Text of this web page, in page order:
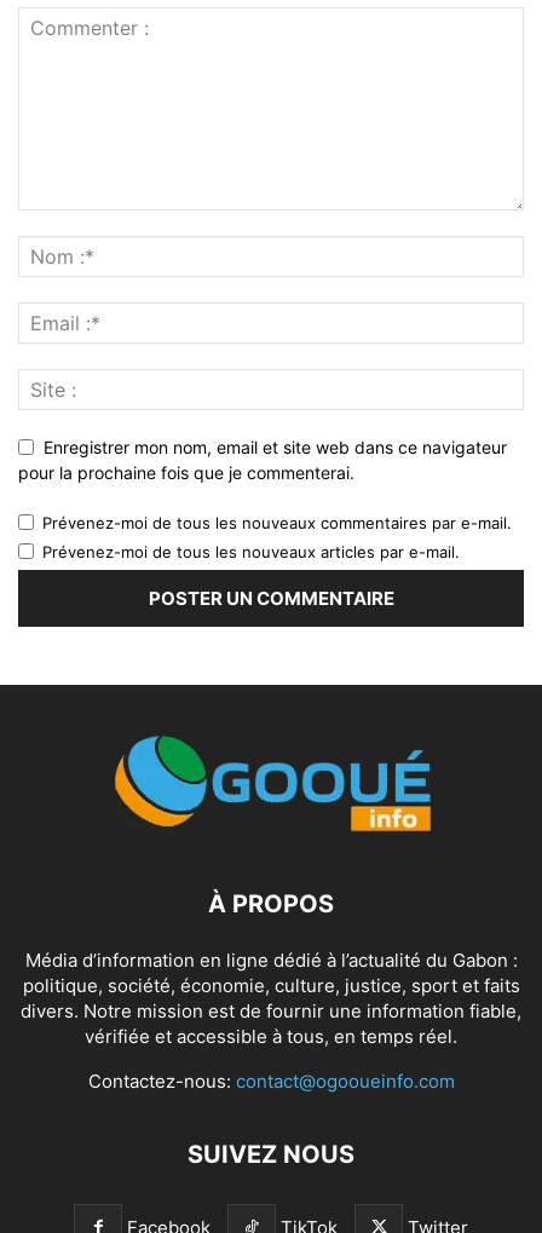
Enregistrer mon nom, email et site web dans ce navigateur
pour la prochaine fois que je commenterai.
Prévenez-moi de tous les nouveaux commentaires par e-mail.
Prévenez-moi de tous les nouveaux articles par e-mail.
À PROPOS
Média d’information en ligne dédié à l’actualité du Gabon :
politique, société, économie, culture, justice, sport et faits
divers. Notre mission est de fournir une information fiable,
vérifiée et accessible à tous, en temps réel.
Contactez-nous: contact@ogooueinfo.com
SUIVEZ NOUS
Facebook TikTok Twitter